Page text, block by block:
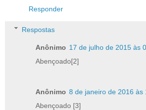
Responder
Respostas
Anônimo 17 de julho de 2015 às
Abençoado[2]
Anônimo 8 de janeiro de 2016 às
Abençoado [3]